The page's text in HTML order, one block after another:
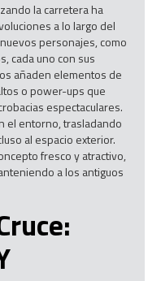
la carretera ha
a lo largo del
personajes, como
cada uno con sus
añaden elementos de
o power-ups que
espectaculares.
el entorno, trasladando
al espacio exterior.
fresco y atractivo,
a los antiguos